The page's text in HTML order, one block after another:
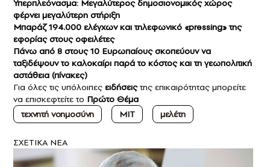
Υπερπλεόνασμα: Mεγαλύτερος δημοσιονομικός χώρος
φέρνει μεγαλύτερη στήριξη
Μπαράζ 194.000 ελέγχων και τηλεφωνικό «pressing» της
εφορίας στους οφειλέτες
Πάνω από 8 στους 10 Ευρωπαίους σκοπεύουν να
ταξιδέψουν το καλοκαίρι παρά το κόστος και τη γεωπολιτική
αστάθεια (πίνακες)
Για όλες τις υπόλοιπες ειδήσειςτης επικαιρότητας μπορείτε
να επισκεφτείτε το Πρώτο Θέμα
τεχνητή νοημοσύνη
MIT μελέτη
ΣXETIKA NEA